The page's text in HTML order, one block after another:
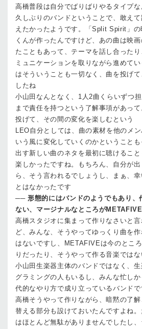
高橋普段は自分でばりばりやるタイプ
久しぶりのバンドということで、敢え
えたかったようです。「Split Spirit」の
くんが作ったんですけど、あの曲は映
たこともあって、テーマを話し合った
ミュニケーションを取りながら進めて
はそういうことも一切なく、曲を投げ
したね
小山田 なんとなく、1人2曲くらいずつ
まで責任を持つという了解事項があっ
投げて、その間の変化を楽しむという
LEO自分としては、曲の素材を他のメ
いう風に変化していくのかということ
出す新しい曲のネタを最初に聴けるこ
楽しかったですね。もちろん、自分が
ら、そう言われるでしょうし、まぁ、
とはなかったです
── 形態的にはバンドのようでもあり、
ない、マージナルなところがMETAFIVE
高橋スタジオに集まって作りなさいと
ど、みんな、そうやってゆっくり曲を
はないですし、METAFIVEは今のとこ
りだったり、そうやって作る音楽では
小山田 生楽器主体のバンドではなく、
グラミングの人もいるし、みんな忙し
代的なやり方で成り立っているバンドで
高橋そうやって作りながら、暗黙の了
替える部分も設けておいたんですよね
はほとんど無駄がありませんでしたし、